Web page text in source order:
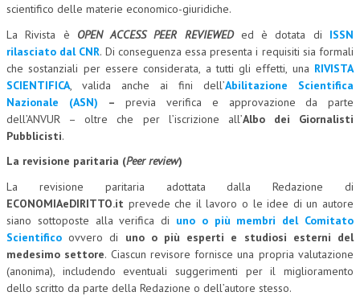
DIREZIONE SCIENTIFICA
ALTA FORMAZIONE
CORSI CE.S.E.D.
ARCHIVIO CORSI 2015
DIVENTA SOCIO
BROCHURE CE.S.E.D.
LA RIVISTA
LA RIVISTA
scientifico delle materie economico-giuridiche.
La Rivista è OPEN ACCESS PEER REVIEWEDed è dotata di ISSN
rilasciato dal CNR. Di conseguenza essa presenta i requisiti sia formali
che sostanziali per essere considerata, a tutti gli effetti, una RIVISTA
SCIENTIFICA , valida anche ai fini dell’Abilitazione Scientifica
Nazionale (ASN) – previa verifica e approvazione da parte
dell’ANVUR – oltre che per l’iscrizione all’Albo dei Giornalisti
Pubblicisti.
La revisione paritaria (Peer review)
La revisione paritaria adottata dalla Redazione di
ECONOMIAeDIRITTO.it prevede che il lavoro o le idee di un autore
siano sottoposte alla verifica di uno o più membri del Comitato
Scientifico ovvero di uno o più esperti e studiosi esterni del
medesimo settore. Ciascun revisore fornisce una propria valutazione
(anonima), includendo eventuali suggerimenti per il miglioramento
dello scritto da parte della Redazione o dell’autore stesso.